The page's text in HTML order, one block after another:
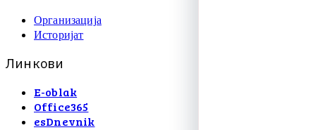
Организација
Историјат
Лин кови
E-oblak
Office365
esDnevnik